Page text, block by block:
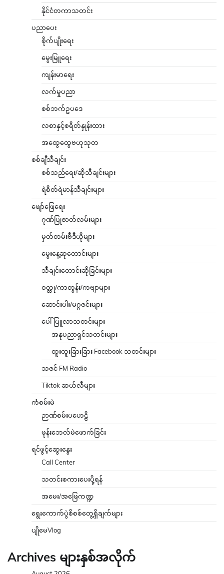
နိုင်ငံတကာသတင်း
ပညာပေး
စိုက်ပျိုးရေး
မွေးမြူရေး
ကျန်းမာရေး
လက်မှုပညာ
စစ်ဘက်ဥပဒေ
လစာနှင့်စရိတ်နှုန်းထား
အထွေထွေဗဟုသုတ
စစ်ချီသီချင်း
စစ်သည်ရေး/ဆိုသီချင်းများ
ရဲစိတ်ရဲမာန်သီချင်းများ
ဖျော်ဖြေရေး
ဂုဏ်ပြုဇာတ်လမ်းများ
မှတ်တမ်းဗီဒီယိုများ
မွေးနေ့ဆုတောင်းများ
သီချင်းတောင်းဆိုခြင်းများ
ဝတ္ထု/ကာတွန်း/ကဗျာများ
ဆောင်းပါး/မဂ္ဂဇင်းများ
ပေါ်ပြူလာသတင်းများ
အနုပညာရှင်သတင်းများ
ထူးထူးခြားခြား Facebook သတင်းများ
သဇင် FM Radio
Tiktok ဆယ်လီများ
ကံစမ်းမဲ
ဉာဏ်စမ်းပဟေဠိ
ဖုန်းဘေလ်မဲဖောက်ခြင်း
ရင်ဖွင့်ဆွေးနွေး
Call Center
သတင်းစကားပေးပို့ရန်
အမေး/အဖြေကဏ္ဍ
ရွေးကောက်ပွဲစိစစ်တွေ့ရှိချက်များ
ပျိုမေVlog
Archives များနှစ်အလိုက်